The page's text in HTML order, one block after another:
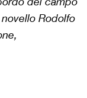
Rodolfo